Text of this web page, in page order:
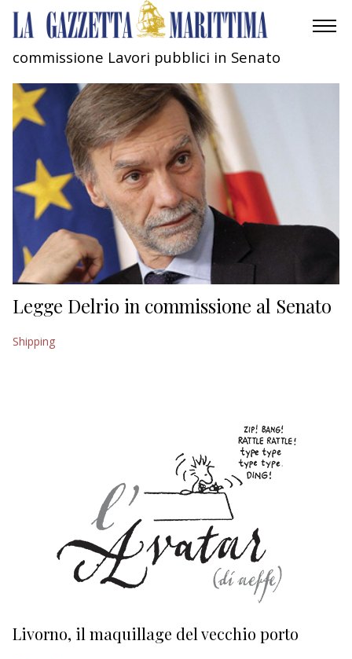
MOBILITÀ
INDUSTRIA
RICERCA
ECONOMIA
TURISMO
CULTURA
NAUTICA
commissione Lavori pubblici in Senato
Legge Delrio in commissione al Senato
Shipping
Livorno, il maquillage del vecchio porto